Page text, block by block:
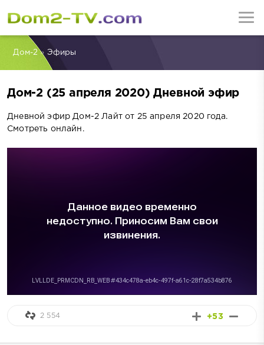
Дом-2» Эфиры
Дом-2 (25 апреля 2020) Дневной эфир
Дневной эфир Дом-2 Лайт от 25 апреля 2020 года.
Смотреть онлайн.
+53
2 554